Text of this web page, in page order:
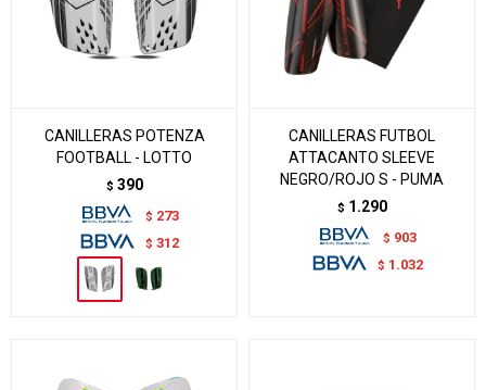
CANILLERAS POTENZA
FOOTBALL - LOTTO
$ 390
$ 273
$ 312
CANILLERAS FUTBOL
ATTACANTO SLEEVE
NEGRO/ROJO S - PUMA
$ 1.290
$ 903
$ 1.032